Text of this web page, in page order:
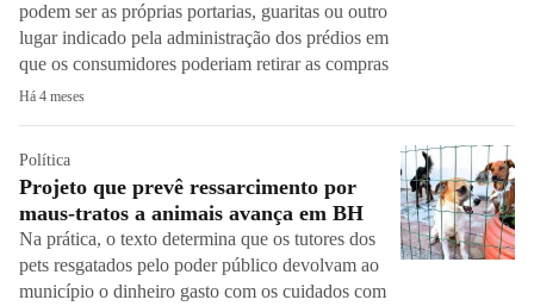
podem ser as próprias portarias, guaritas ou outro
lugar indicado pela administração dos prédios em
que os consumidores poderiam retirar as compras
Há 4 meses
Política
Projeto que prevê ressarcimento por
maus-tratos a animais avança em BH
Na prática, o texto determina que os tutores dos
pets resgatados pelo poder público devolvam ao
município o dinheiro gasto com os cuidados com